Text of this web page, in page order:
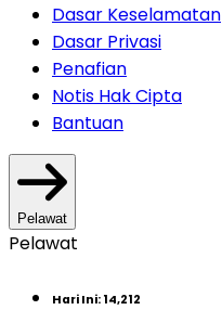
Dasar Keselamatan
Dasar Privasi
Penafian
Notis Hak Cipta
Bantuan
Pelawat
Pelawat
Hari Ini: 14,212